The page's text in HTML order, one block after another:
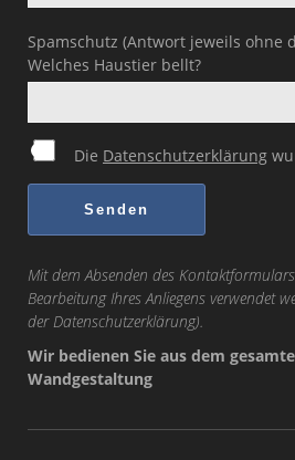
Spamschutz (Antwort jeweils ohne
Welches Haustier bellt?
Die Datenschutzerklärung
Mit dem Absenden des
Bearbeitung Ihres Anliegens verwendet
der Datenschutzerklärung).
Wir bedienen Sie aus dem
Wandgestaltung